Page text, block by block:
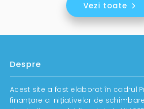
Vezi toate
Despre
Acest site a fost elaborat în cadrul
finanțare a inițiativelor de